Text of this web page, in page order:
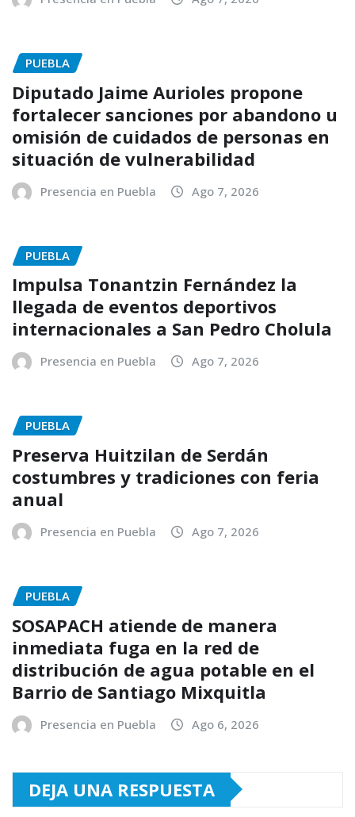
PUEBLA
Diputado Jaime Aurioles propone
fortalecer sanciones por abandono u
omisión de cuidados de personas en
situación de vulnerabilidad
Presencia en Puebla Ago 7, 2026
PUEBLA
Impulsa Tonantzin Fernández la
llegada de eventos deportivos
internacionales a San Pedro Cholula
Presencia en Puebla Ago 7, 2026
PUEBLA
Preserva Huitzilan de Serdán
costumbres y tradiciones con feria
anual
Presencia en Puebla Ago 7, 2026
PUEBLA
SOSAPACH atiende de manera
inmediata fuga en la red de
distribución de agua potable en el
Barrio de Santiago Mixquitla
Presencia en Puebla Ago 6, 2026
DEJA UNA RESPUESTA